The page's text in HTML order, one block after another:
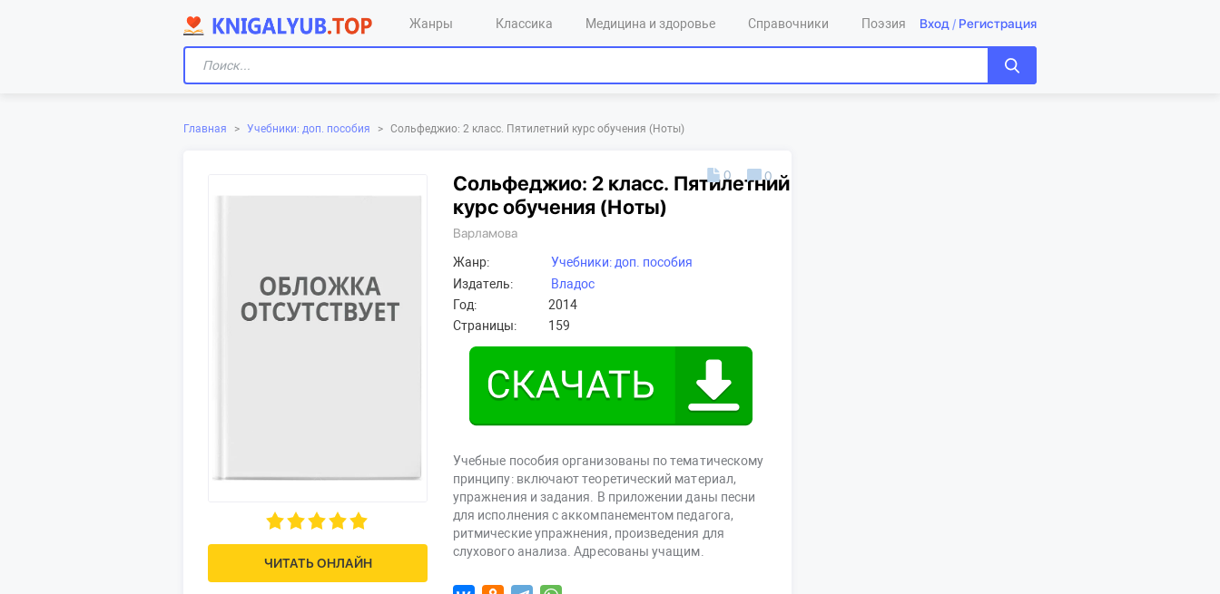
Жанры Классика Медицина и здоровье Справочники Поэзия Вход / Регистрация
Главная > Учебники: доп. пособия > Сольфеджио: 2 класс. Пятилетний курс обучения (Ноты)
ЧИТАТЬ ОНЛАЙН
Сольфеджио: 2 класс. Пятилетний
курс обучения (Ноты)
Варламова
Жанр:
Учебники: доп. пособия
Издатель:
Владос
Год:
2014
Страницы:
159
Учебные пособия организованы по тематическому
принципу: включают теоретический материал,
упражнения и задания. В приложении даны песни
для исполнения с аккомпанементом педагога,
ритмические упражнения, произведения для
слухового анализа. Адресованы учащим.
0 0